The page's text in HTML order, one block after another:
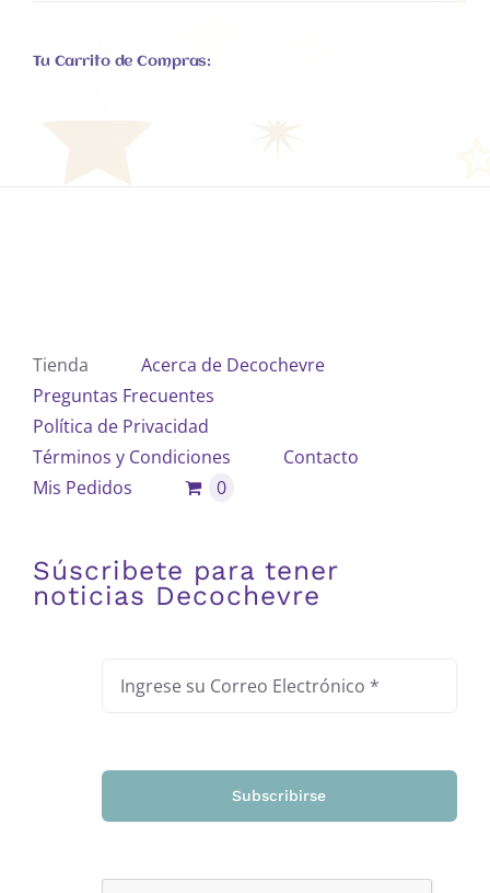
Tu Carrito de Compras:
Tienda
Acerca de Decochevre
Preguntas Frecuentes
Política de Privacidad
Términos y Condiciones
Contacto
Mis Pedidos
0
Súscribete para tener
noticias Decochevre
Subscribirse